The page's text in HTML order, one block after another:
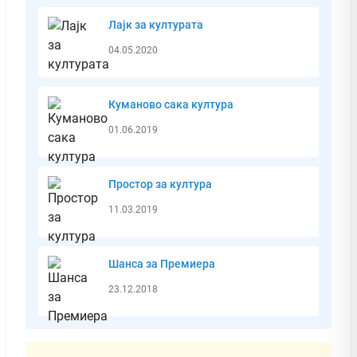
Лајк за културата
04.05.2020
Куманово сака култура
01.06.2019
Простор за култура
11.03.2019
Шанса за Премиера
23.12.2018